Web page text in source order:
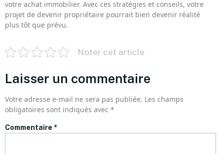
votre achat immobilier. Avec ces stratégies et conseils, votre
projet de devenir propriétaire pourrait bien devenir réalité
plus tôt que prévu.
Noter cet article
Laisser un commentaire
Votre adresse e-mail ne sera pas publiée. Les champs
obligatoires sont indiqués avec *
Commentaire *